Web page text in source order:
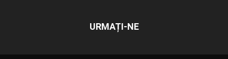
URMAȚI-NE